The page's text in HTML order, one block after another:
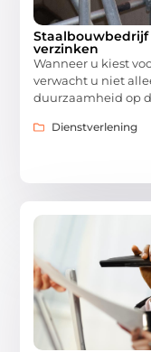
verzinken
Wanneer u kiest
verwacht u niet
duurzaamheid op
Dienstverlening